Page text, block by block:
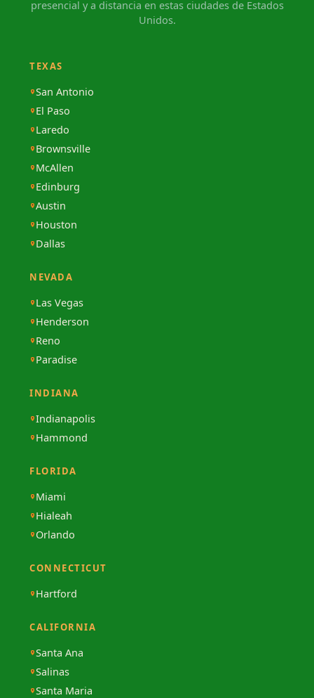
presencial y a distancia en estas ciudades de Estados
Unidos.
TEXAS
San Antonio
El Paso
Laredo
Brownsville
McAllen
Edinburg
Austin
Houston
Dallas
NEVADA
Las Vegas
Henderson
Reno
Paradise
INDIANA
Indianapolis
Hammond
FLORIDA
Miami
Hialeah
Orlando
CONNECTICUT
Hartford
CALIFORNIA
Santa Ana
Salinas
Santa Maria